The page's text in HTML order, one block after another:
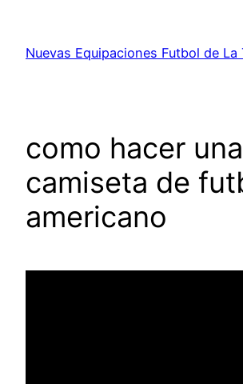
contenido
Nuevas Equipaciones Futbol de La
como hacer una
camiseta de
americano